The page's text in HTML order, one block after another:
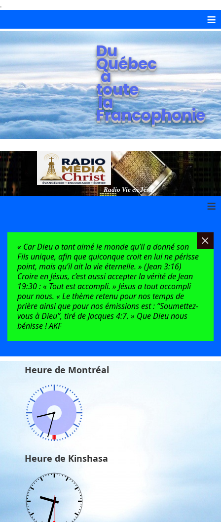
.
≡
Du
Québec
à
toute
la
Francophonie
Radio Vie en Jésus
≡
« Car Dieu a tant aimé le monde qu’il a donné son
Fils unique, afin que quiconque croit en lui ne périsse
point, mais qu’il ait la vie éternelle. » (Jean 3:16)
Croire en Jésus, c’est aussi accepter la vérité de Jean
19:30 : « Tout est accompli. » Jésus a tout accompli
pour nous. « Le thème retenu pour nos temps de
prière ainsi que pour nos émissions est : “Soumettez-
vous à Dieu”, tiré de Jacques 4:7. » Que Dieu nous
bénisse ! AKF
Heure de Montréal
Heure de Kinshasa